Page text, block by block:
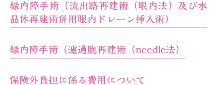
緑内障手術（流出路再建術（眼内法）及び水
晶体再建術併用眼内ドレーン挿入術）
緑内障手術（濾過胞再建術（needle法）
保険外負担に係る費用について